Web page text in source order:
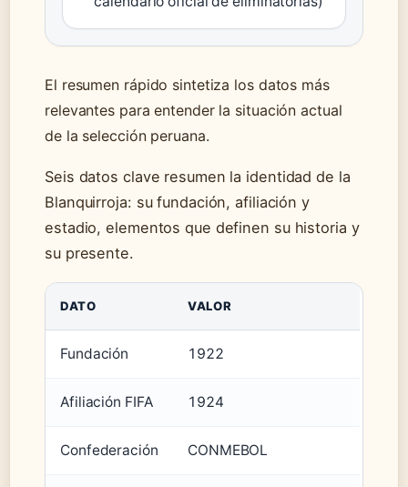
El resumen rápido sintetiza los datos más
relevantes para entender la situación actual
de la selección peruana.
Seis datos clave resumen la identidad de la
Blanquirroja: su fundación, afiliación y
estadio, elementos que definen su historia y
su presente.
DATO VALOR
Fundación 1922
Afiliación FIFA 1924
Confederación CONMEBOL